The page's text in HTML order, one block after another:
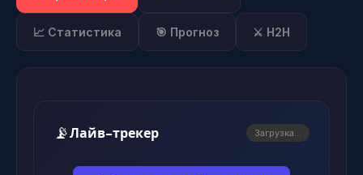
📈 Статистика 🎯 Прогноз ⚔️ H2H
📡Лайв-трекер Загрузка...